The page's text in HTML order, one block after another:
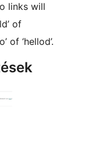
links will
of
of ‘hellod’.